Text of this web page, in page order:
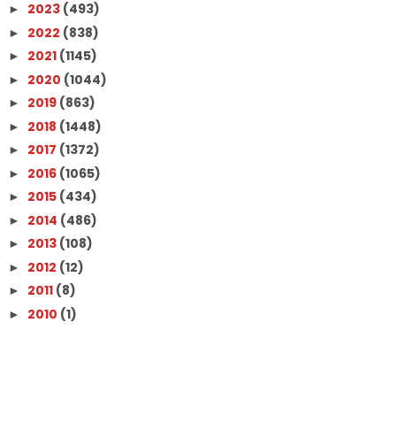
► 2023 (493)
► 2022 (838)
► 2021 (1145)
► 2020 (1044)
► 2019 (863)
► 2018 (1448)
► 2017 (1372)
► 2016 (1065)
► 2015 (434)
► 2014 (486)
► 2013 (108)
► 2012 (12)
► 2011 (8)
► 2010 (1)